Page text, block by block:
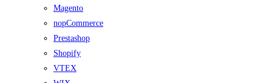
Magento
nopCommerce
Prestashop
Shopify
VTEX